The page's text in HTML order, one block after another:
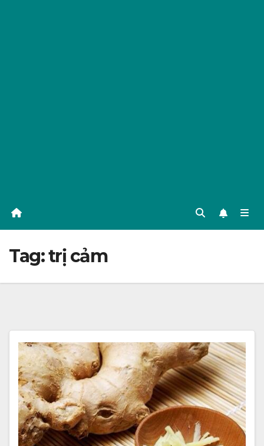
Tag:trị cảm